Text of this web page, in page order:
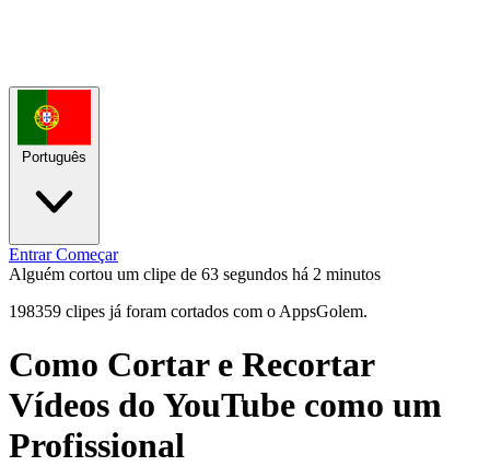
Português
EntrarComeçar
Alguém cortou um clipe de 63 segundos há 2 minutos
198359 clipes já foram cortados com o AppsGolem.
Como Cortar e Recortar
Vídeos do YouTube como um
Profissional